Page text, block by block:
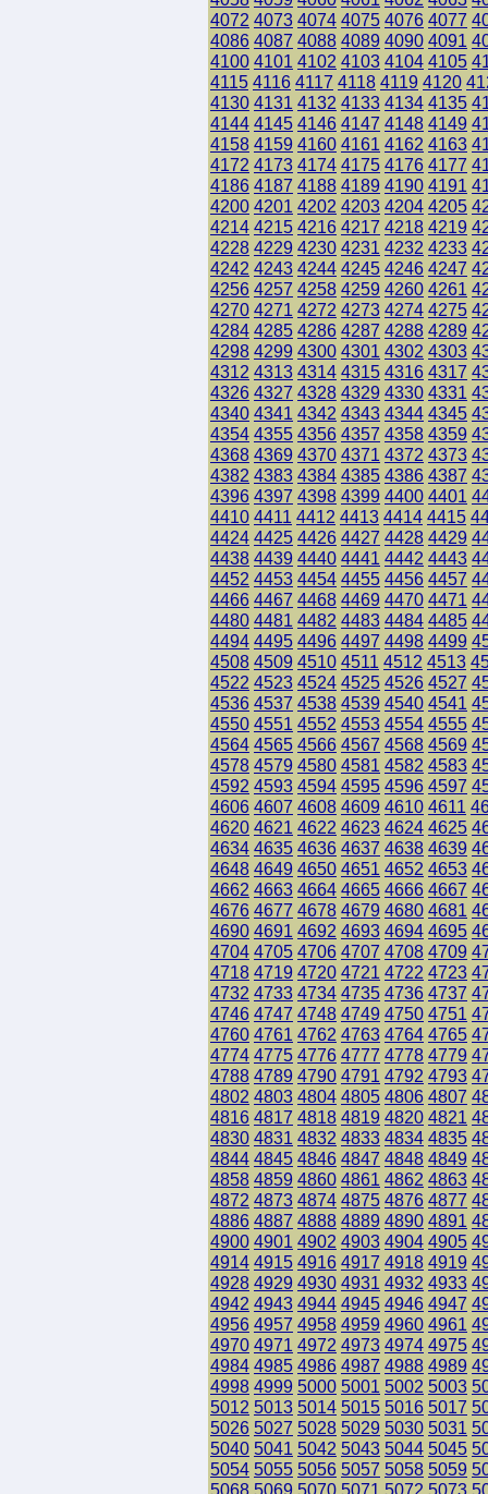
4072 4073 4074 4075 4076 4077
4086 4087 4088 4089 4090 4091
4100 4101 4102 4103 4104 4105
4115 4116 4117 4118 4119 4120
4130 4131 4132 4133 4134 4135
4144 4145 4146 4147 4148 4149
4158 4159 4160 4161 4162 4163
4172 4173 4174 4175 4176 4177
4186 4187 4188 4189 4190 4191
4200 4201 4202 4203 4204 4205
4214 4215 4216 4217 4218 4219
4228 4229 4230 4231 4232 4233
4242 4243 4244 4245 4246 4247
4256 4257 4258 4259 4260 4261
4270 4271 4272 4273 4274 4275
4284 4285 4286 4287 4288 4289
4298 4299 4300 4301 4302 4303
4312 4313 4314 4315 4316 4317
4326 4327 4328 4329 4330 4331
4340 4341 4342 4343 4344 4345
4354 4355 4356 4357 4358 4359
4368 4369 4370 4371 4372 4373
4382 4383 4384 4385 4386 4387
4396 4397 4398 4399 4400 4401
4410 4411 4412 4413 4414 4415
4424 4425 4426 4427 4428 4429
4438 4439 4440 4441 4442 4443
4452 4453 4454 4455 4456 4457
4466 4467 4468 4469 4470 4471
4480 4481 4482 4483 4484 4485
4494 4495 4496 4497 4498 4499
4508 4509 4510 4511 4512 4513
4522 4523 4524 4525 4526 4527
4536 4537 4538 4539 4540 4541
4550 4551 4552 4553 4554 4555
4564 4565 4566 4567 4568 4569
4578 4579 4580 4581 4582 4583
4592 4593 4594 4595 4596 4597
4606 4607 4608 4609 4610 4611
4620 4621 4622 4623 4624 4625
4634 4635 4636 4637 4638 4639
4648 4649 4650 4651 4652 4653
4662 4663 4664 4665 4666 4667
4676 4677 4678 4679 4680 4681
4690 4691 4692 4693 4694 4695
4704 4705 4706 4707 4708 4709
4718 4719 4720 4721 4722 4723
4732 4733 4734 4735 4736 4737
4746 4747 4748 4749 4750 4751
4760 4761 4762 4763 4764 4765
4774 4775 4776 4777 4778 4779
4788 4789 4790 4791 4792 4793
4802 4803 4804 4805 4806 4807
4816 4817 4818 4819 4820 4821
4830 4831 4832 4833 4834 4835
4844 4845 4846 4847 4848 4849
4858 4859 4860 4861 4862 4863
4872 4873 4874 4875 4876 4877
4886 4887 4888 4889 4890 4891
4900 4901 4902 4903 4904 4905
4914 4915 4916 4917 4918 4919
4928 4929 4930 4931 4932 4933
4942 4943 4944 4945 4946 4947
4956 4957 4958 4959 4960 4961
4970 4971 4972 4973 4974 4975
4984 4985 4986 4987 4988 4989
4998 4999 5000 5001 5002 5003
5012 5013 5014 5015 5016 5017
5026 5027 5028 5029 5030 5031
5040 5041 5042 5043 5044 5045
5054 5055 5056 5057 5058 5059
5068 5069 5070 5071 5072 5073